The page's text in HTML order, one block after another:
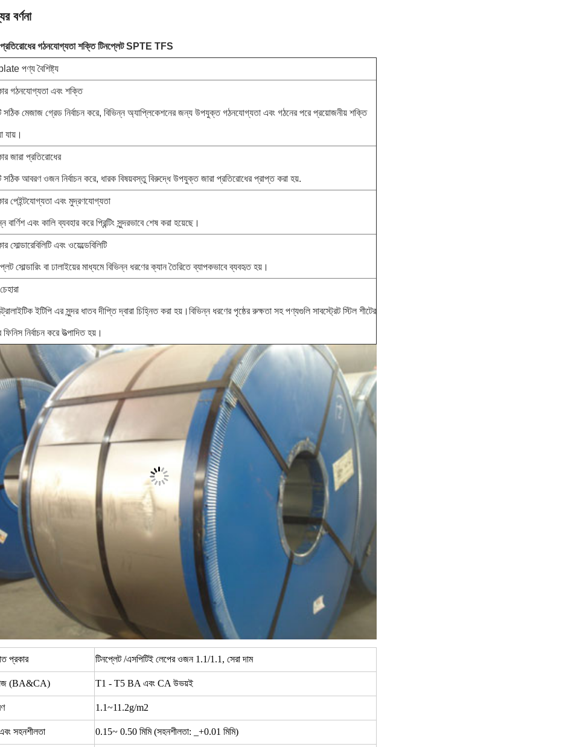
বর্ণনা
প্রতিরোধের গঠনযোগ্যতা শক্তি টিনপ্লেট SPTE TFS
পণ্য বৈশিষ্ট্য
গঠনযোগ্যতা এবং শক্তি
সঠিক মেজাজ গ্রেড নির্বাচন করে, বিভিন্ন অ্যাপ্লিকেশনের জন্য উপযুক্ত গঠনযোগ্যতা এবং গঠনের পরে প্রয়োজনীয় শক্তি
যায়।
জারা প্রতিরোধের
সঠিক আবরণ ওজন নির্বাচন করে, ধারক বিষয়বস্তু বিরুদ্ধে উপযুক্ত জারা প্রতিরোধের প্রাপ্ত করা হয়.
পেইন্টযোগ্যতা এবং মুদ্রণযোগ্যতা
বার্ণিশ এবং কালি ব্যবহার করে প্রিন্টিং সুন্দরভাবে শেষ করা হয়েছে।
সোল্ডারেবিলিটি এবং ওয়েল্ডেবিলিটি
সোল্ডারিং বা ঢালাইয়ের মাধ্যমে বিভিন্ন ধরণের ক্যান তৈরিতে ব্যাপকভাবে ব্যবহৃত হয়।
ইটিপি এর সুন্দর ধাতব দীপ্তি দ্বারা চিহ্নিত করা হয়।বিভিন্ন ধরণের পৃষ্ঠের রুক্ষতা সহ পণ্যগুলি সাবস্ট্রেট স্টিল শীটের
ফিনিস নির্বাচন করে উত্পাদিত হয়।
প্রকার টিনপ্লেট /এসপিটিই লেপের ওজন 1.1/1.1, সেরা দাম
(BA&CA) T1 - T5 BA এবং CA উভয়ই
1.1~11.2g/m2
সহনশীলতা 0.15~ 0.50 মিমি (সহনশীলতা: _+0.01 মিমি)